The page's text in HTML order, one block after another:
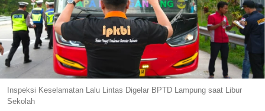
Inspeksi Keselamatan Lalu Lintas Digelar BPTD Lampung saat Libur
Sekolah